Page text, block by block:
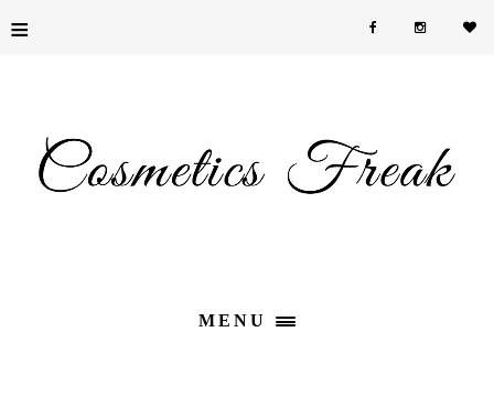
≡
MENU